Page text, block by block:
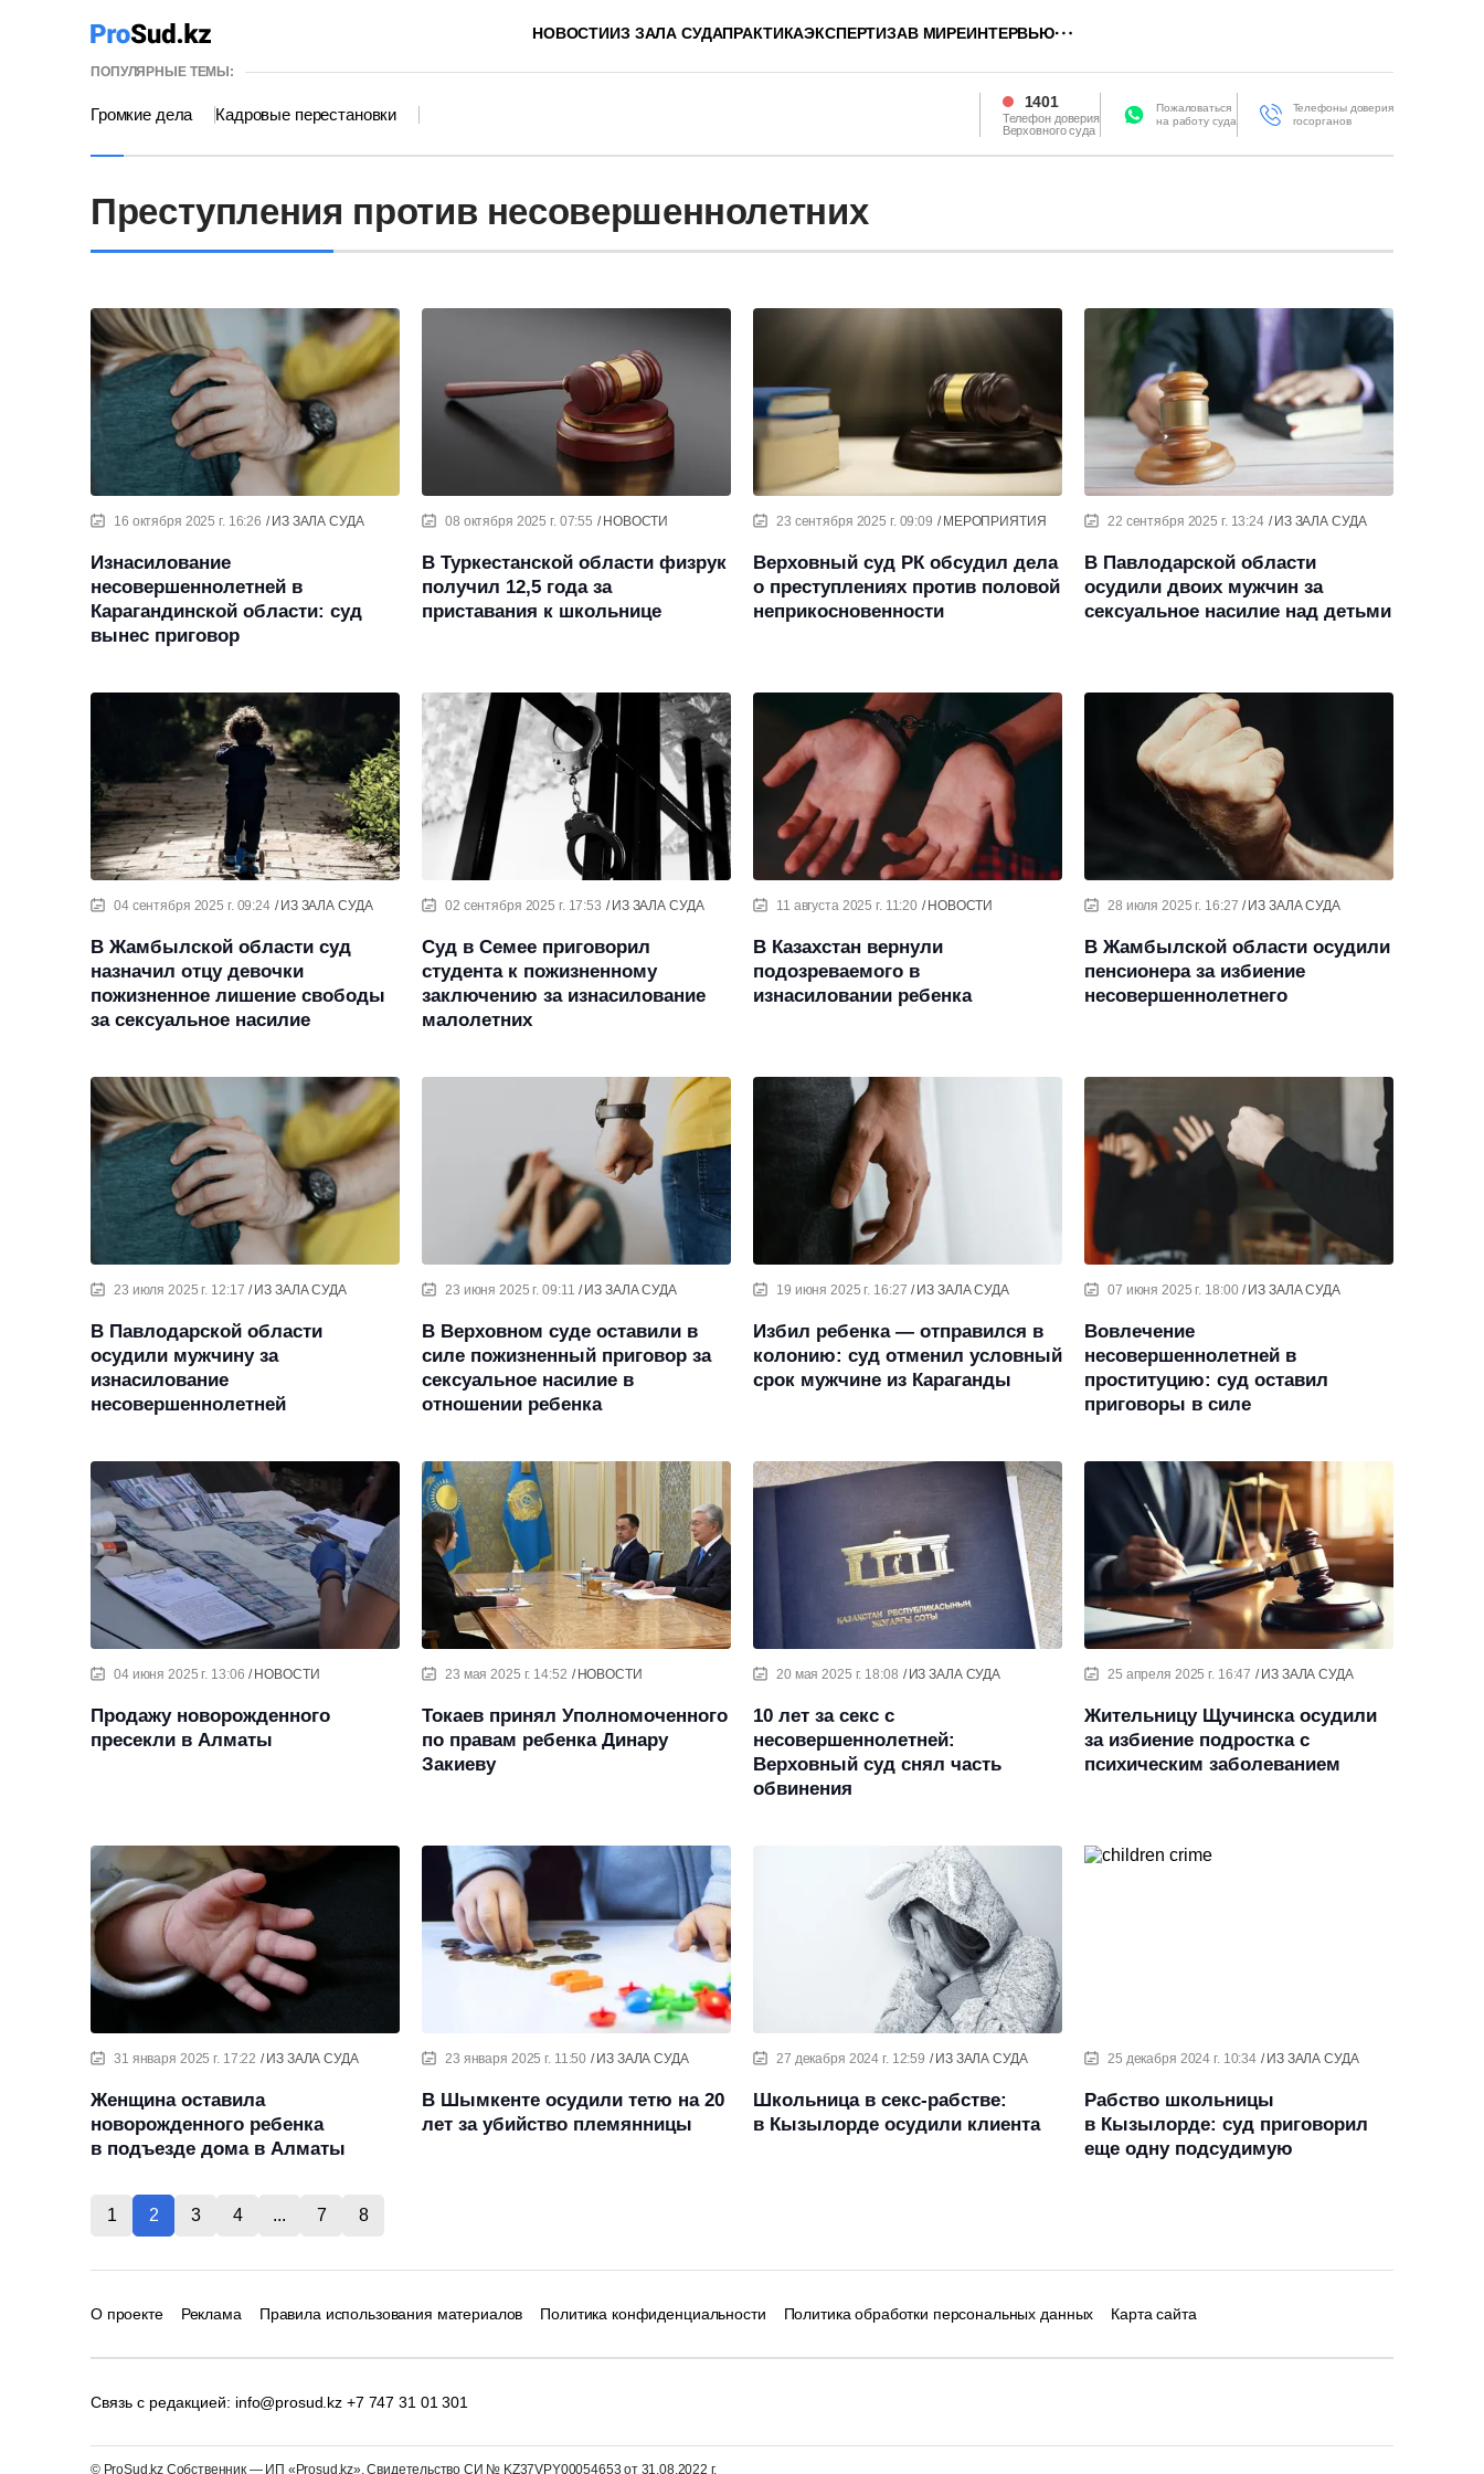
НОВОСТИИЗ ЗАЛА СУДАПРАКТИКАЭКСПЕРТИЗАВ МИРЕИНТЕРВЬЮ
ПОПУЛЯРНЫЕ ТЕМЫ:
Громкие дела Кадровые перестановки
1401
Телефон доверия
Верховного суда
Пожаловаться
на работу суда
Телефоны доверия
госорганов
Преступления против несовершеннолетних
16 октября 2025 г. 16:26 ИЗ ЗАЛА СУДА
Изнасилование
несовершеннолетней в
Карагандинской области: суд
вынес приговор
08 октября 2025 г. 07:55 НОВОСТИ
В Туркестанской области физрук
получил 12,5 года за
приставания к школьнице
23 сентября 2025 г. 09:09 МЕРОПРИЯТИЯ
Верховный суд РК обсудил дела
о преступлениях против половой
неприкосновенности
22 сентября 2025 г. 13:24 ИЗ ЗАЛА СУДА
В Павлодарской области
осудили двоих мужчин за
сексуальное насилие над детьми
04 сентября 2025 г. 09:24 ИЗ ЗАЛА СУДА
В Жамбылской области суд
назначил отцу девочки
пожизненное лишение свободы
за сексуальное насилие
02 сентября 2025 г. 17:53 ИЗ ЗАЛА СУДА
Суд в Семее приговорил
студента к пожизненному
заключению за изнасилование
малолетних
11 августа 2025 г. 11:20 НОВОСТИ
В Казахстан вернули
подозреваемого в
изнасиловании ребенка
28 июля 2025 г. 16:27 ИЗ ЗАЛА СУДА
В Жамбылской области осудили
пенсионера за избиение
несовершеннолетнего
23 июля 2025 г. 12:17 ИЗ ЗАЛА СУДА
В Павлодарской области
осудили мужчину за
изнасилование
несовершеннолетней
23 июня 2025 г. 09:11 ИЗ ЗАЛА СУДА
В Верховном суде оставили в
силе пожизненный приговор за
сексуальное насилие в
отношении ребенка
19 июня 2025 г. 16:27 ИЗ ЗАЛА СУДА
Избил ребенка — отправился в
колонию: суд отменил условный
срок мужчине из Караганды
07 июня 2025 г. 18:00 ИЗ ЗАЛА СУДА
Вовлечение
несовершеннолетней в
проституцию: суд оставил
приговоры в силе
04 июня 2025 г. 13:06 НОВОСТИ
Продажу новорожденного
пресекли в Алматы
23 мая 2025 г. 14:52 НОВОСТИ
Токаев принял Уполномоченного
по правам ребенка Динару
Закиеву
20 мая 2025 г. 18:08 ИЗ ЗАЛА СУДА
10 лет за секс с
несовершеннолетней:
Верховный суд снял часть
обвинения
25 апреля 2025 г. 16:47 ИЗ ЗАЛА СУДА
Жительницу Щучинска осудили
за избиение подростка с
психическим заболеванием
31 января 2025 г. 17:22 ИЗ ЗАЛА СУДА
Женщина оставила
новорожденного ребенка
в подъезде дома в Алматы
23 января 2025 г. 11:50 ИЗ ЗАЛА СУДА
В Шымкенте осудили тетю на 20
лет за убийство племянницы
27 декабря 2024 г. 12:59 ИЗ ЗАЛА СУДА
Школьница в секс-рабстве:
в Кызылорде осудили клиента
25 декабря 2024 г. 10:34 ИЗ ЗАЛА СУДА
Рабство школьницы
в Кызылорде: суд приговорил
еще одну подсудимую
1 2 3 4 ... 7 8
О проекте Реклама Правила использования материалов Политика конфиденциальности Политика обработки персональных данных Карта сайта
Связь с редакцией: info@prosud.kz +7 747 31 01 301
© ProSud.kz Собственник — ИП «Prosud.kz». Свидетельство СИ № KZ37VPY00054653 от 31.08.2022 г.